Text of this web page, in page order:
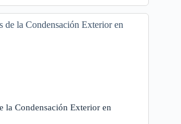
la Condensación Exterior en